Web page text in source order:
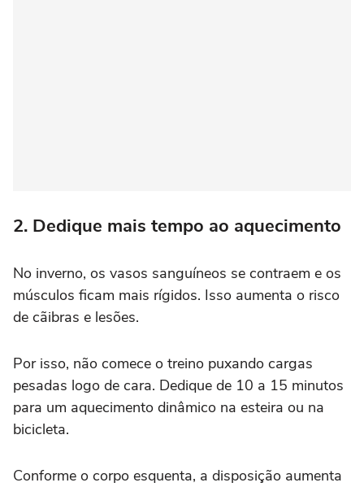
2. Dedique mais tempo ao aquecimento
No inverno, os vasos sanguíneos se contraem e os
músculos ficam mais rígidos. Isso aumenta o risco
de cãibras e lesões.
Por isso, não comece o treino puxando cargas
pesadas logo de cara. Dedique de 10 a 15 minutos
para um aquecimento dinâmico na esteira ou na
bicicleta.
Conforme o corpo esquenta, a disposição aumenta